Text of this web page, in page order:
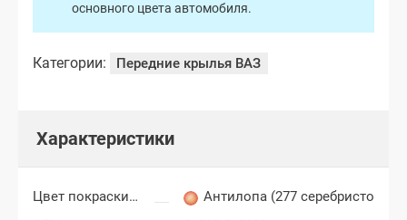
основного цвета автомобиля.
Категории: Передние крылья ВАЗ
Характеристики
Цвет покраски ВАЗ 2108, 2109, 21099
Антилопа (277 серебристо-